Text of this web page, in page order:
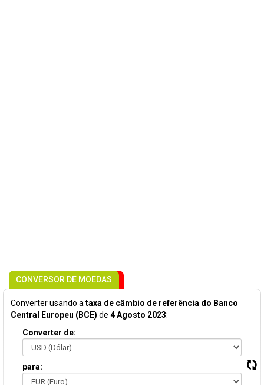
CONVERSOR DE MOEDAS
Converter usando a taxa de câmbio de referência do Banco
Central Europeu (BCE) de 4 Agosto 2023:
Converter de:
para: